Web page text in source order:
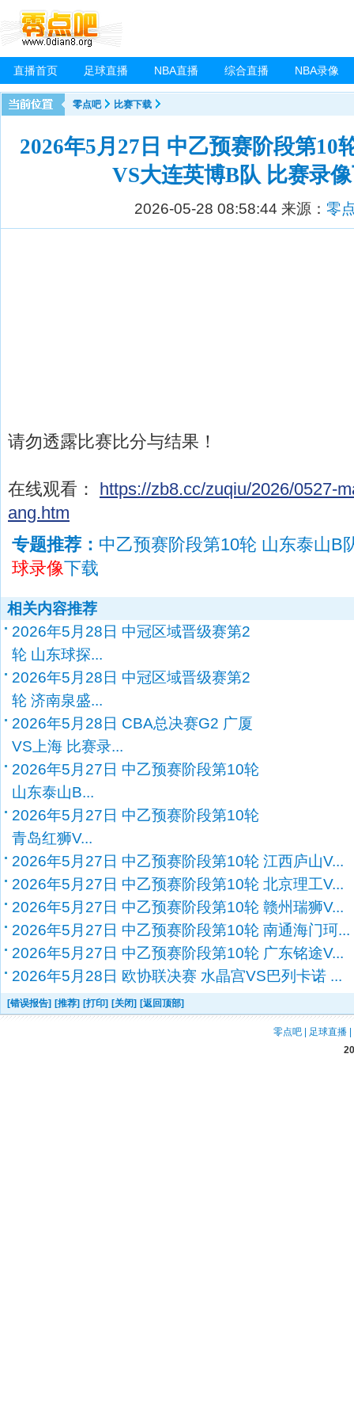
直播首页 足球直播 NBA直播 综合直播 NBA录像
零点吧 比赛下载
2026年5月27日 中乙预赛阶段第10
VS大连英博B队 比赛录
2026-05-28 08:58:44 来源： 零
请勿透露比赛比分与结果！
在线观看： https://zb8.cc/zuqiu/2026/0527-
ang.htm
专题推荐： 中乙预赛阶段第10轮 山东泰山B
球录像下载
相关内容推荐
2026年5月28日 中冠区域晋级赛第2
轮 山东球探...
2026年5月28日 中冠区域晋级赛第2
轮 济南泉盛...
2026年5月28日 CBA总决赛G2 广厦
VS上海 比赛录...
2026年5月27日 中乙预赛阶段第10轮
山东泰山B...
2026年5月27日 中乙预赛阶段第10轮
青岛红狮V...
2026年5月27日 中乙预赛阶段第10轮 江西庐山V...
2026年5月27日 中乙预赛阶段第10轮 北京理工V...
2026年5月27日 中乙预赛阶段第10轮 赣州瑞狮V...
2026年5月27日 中乙预赛阶段第10轮 南通海门珂...
2026年5月27日 中乙预赛阶段第10轮 广东铭途V...
2026年5月28日 欧协联决赛 水晶宫VS巴列卡诺 ...
[错误报告] [推荐] [打印] [关闭] [返回顶部]
零点吧 | 足球直播 |